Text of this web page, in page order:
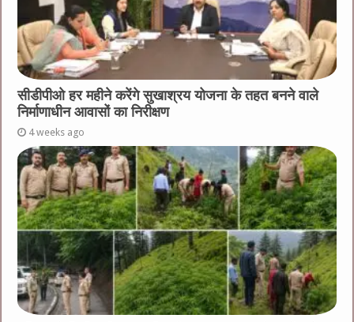
सीडीपीओ हर महीने करेंगे सुखाश्रय योजना के तहत बनने वाले
निर्माणाधीन आवासों का निरीक्षण
4 weeks ago